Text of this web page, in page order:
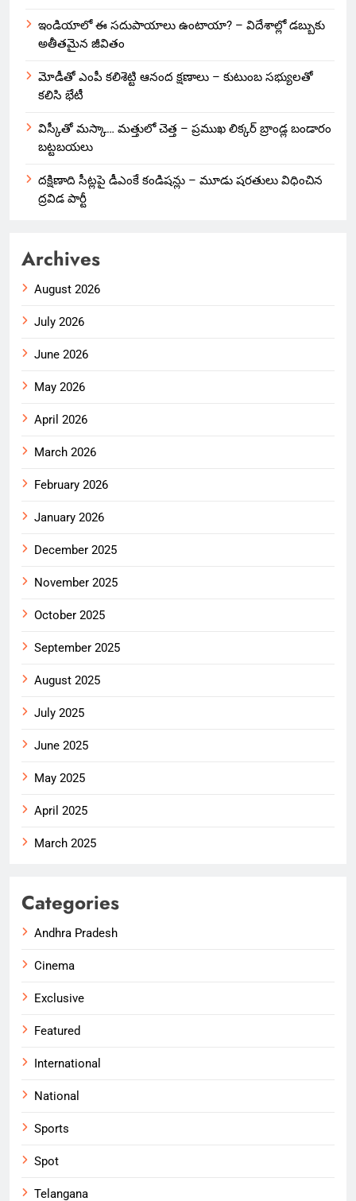
ఇండియాలో‌ ఈ సదుపాయాలు ఉంటాయా? – విదేశాల్లో డబ్బుకు
అతీతమైన జీవితం
మోడీతో ఎంపీ కలిశెట్టి ఆనంద క్షణాలు – కుటుంబ సభ్యులతో
కలిసి భేటీ
విస్కీతో మస్కా… మత్తులో చెత్త – ప్రముఖ లిక్కర్ బ్రాండ్ల బండారం
బట్టబయలు
దక్షిణాది సీట్లపై డీఎంకే కండిషన్లు – మూడు షరతులు విధించిన
ద్రవిడ పార్టీ
Archives
August 2026
July 2026
June 2026
May 2026
April 2026
March 2026
February 2026
January 2026
December 2025
November 2025
October 2025
September 2025
August 2025
July 2025
June 2025
May 2025
April 2025
March 2025
Categories
Andhra Pradesh
Cinema
Exclusive
Featured
International
National
Sports
Spot
Telangana